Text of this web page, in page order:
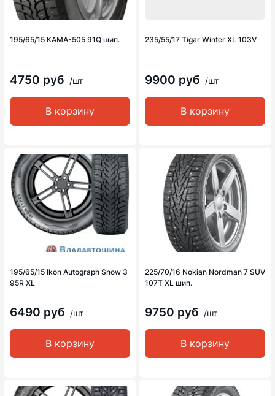
195/65/15 КАМА-505 91Q шип.
4750 руб /шт
В корзину
235/55/17 Tigar Winter XL 103V
9900 руб /шт
В корзину
195/65/15 Ikon Autograph Snow 3
95R XL
6490 руб /шт
В корзину
225/70/16 Nokian Nordman 7 SUV
107T XL шип.
9750 руб /шт
В корзину